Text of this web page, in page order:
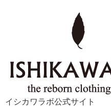
イシカワラボ公式サイト